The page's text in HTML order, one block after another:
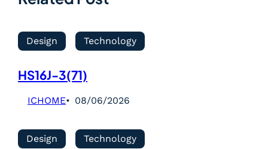
Design Technology
HS16J-3(71)
ICHOME 08/06/2026
Design Technology